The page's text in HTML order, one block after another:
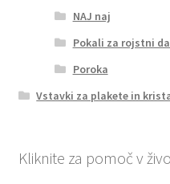
NAJ naj
Pokali za rojstni
Poroka
Vstavki za plakete in
Kliknite za pomoč v živo